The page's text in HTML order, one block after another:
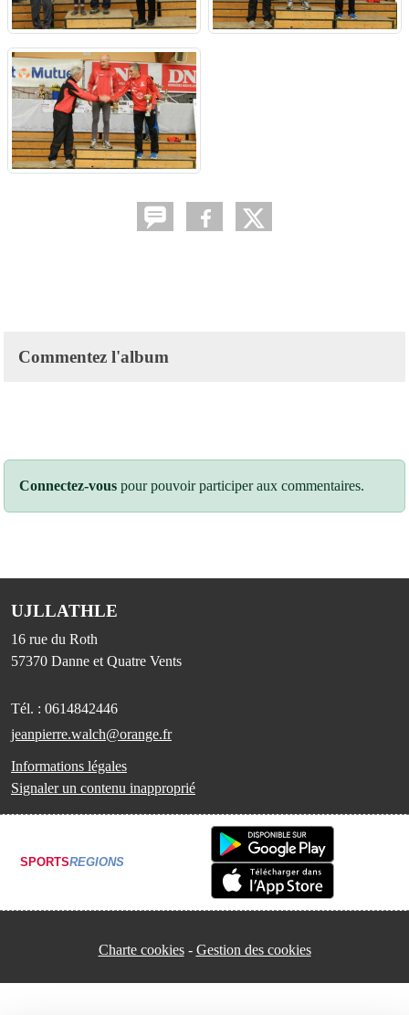
Commentez l'album
Connectez-vous pour pouvoir participer aux commentaires.
UJLLATHLE
16 rue du Roth
57370 Danne et Quatre Vents
Tél. : 0614842446
jeanpierre.walch@orange.fr
Informations légales
Signaler un contenu inapproprié
SPORTSREGIONS
Charte cookies Gestion des cookies